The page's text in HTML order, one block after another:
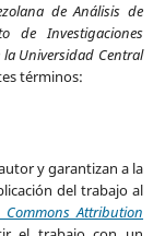
de Análisis de
de Investigaciones
la Universidad Central
términos:
y garantizan a la
del trabajo al
Commons Attribution